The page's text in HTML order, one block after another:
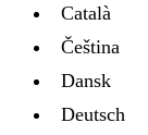
Català
Čeština
Dansk
Deutsch